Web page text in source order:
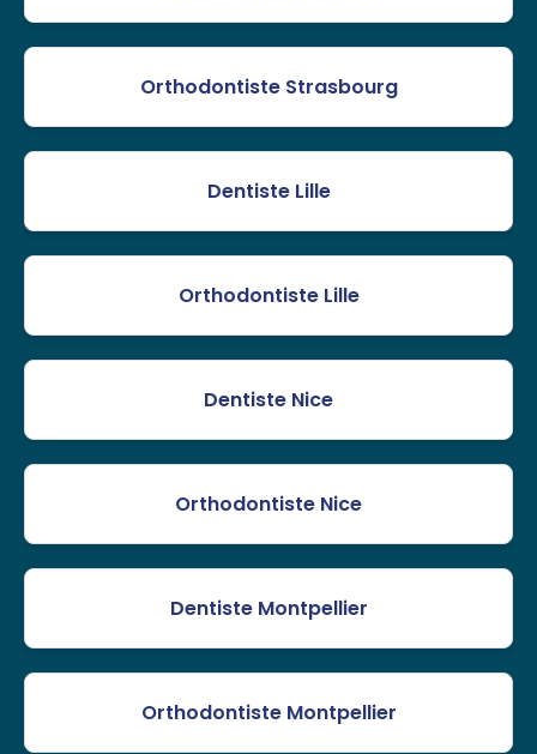
Orthodontiste Strasbourg
Dentiste Lille
Orthodontiste Lille
Dentiste Nice
Orthodontiste Nice
Dentiste Montpellier
Orthodontiste Montpellier